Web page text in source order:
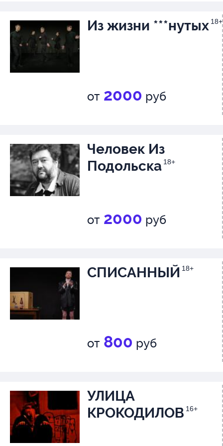
Из жизни ***нутых 18+
от 2000 руб
Человек Из
Подольска 18+
от 2000 руб
СПИСАННЫЙ 18+
от 800 руб
УЛИЦА
КРОКОДИЛОВ 16+